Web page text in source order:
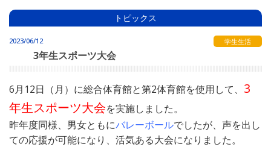
トピックス
3年生スポーツ大会
2023/06/12 学生生活
6月12日（月）に総合体育館と第2体育館を使用して、 3
年生スポーツ大会を実施しました。
昨年度同様、男女ともにバレーボールでしたが、声を出し
ての応援が可能になり、活気ある大会になりました。